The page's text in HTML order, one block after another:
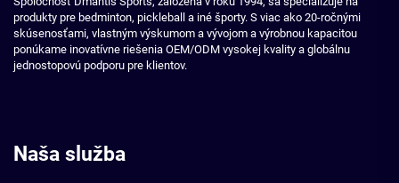
produkty pre bedminton, pickleball a iné športy. S viac ako 20-ročnými
skúsenosťami, vlastným výskumom a vývojom a výrobnou kapacitou
ponúkame inovatívne riešenia OEM/ODM vysokej kvality a globálnu
jednostopovú podporu pre klientov.
Naša služba